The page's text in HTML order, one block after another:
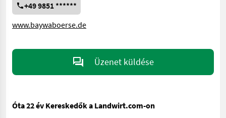
+49 9851 ******
www.baywaboerse.de
Üzenet küldése
Óta 22 év Kereskedők a Landwirt.com-on